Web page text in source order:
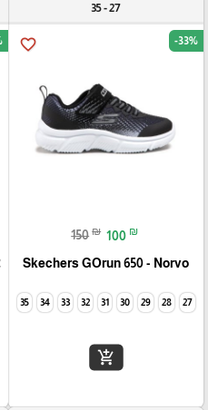
27 - 35
favorite_border -33%
150 ₪ 100 ₪
Skechers GOrun 650 - Norvo
27
28
29
30
31
32
33
34
35
add_shopping_cart